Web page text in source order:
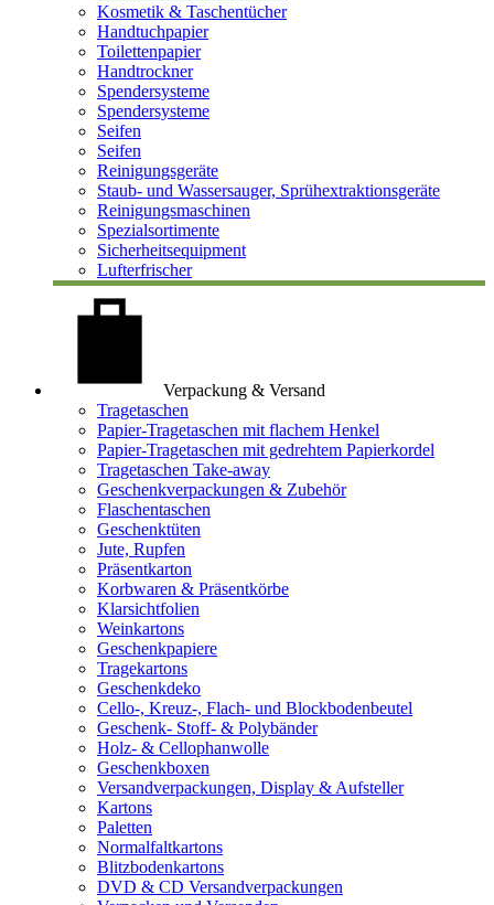
Kosmetik & Taschentücher
Handtuchpapier
Toilettenpapier
Handtrockner
Spendersysteme
Spendersysteme
Seifen
Seifen
Reinigungsgeräte
Staub- und Wassersauger, Sprühextraktionsgeräte
Reinigungsmaschinen
Spezialsortimente
Sicherheitsequipment
Lufterfrischer
Verpackung & Versand
Tragetaschen
Papier-Tragetaschen mit flachem Henkel
Papier-Tragetaschen mit gedrehtem Papierkordel
Tragetaschen Take-away
Geschenkverpackungen & Zubehör
Flaschentaschen
Geschenktüten
Jute, Rupfen
Präsentkarton
Korbwaren & Präsentkörbe
Klarsichtfolien
Weinkartons
Geschenkpapiere
Tragekartons
Geschenkdeko
Cello-, Kreuz-, Flach- und Blockbodenbeutel
Geschenk- Stoff- & Polybänder
Holz- & Cellophanwolle
Geschenkboxen
Versandverpackungen, Display & Aufsteller
Kartons
Paletten
Normalfaltkartons
Blitzbodenkartons
DVD & CD Versandverpackungen